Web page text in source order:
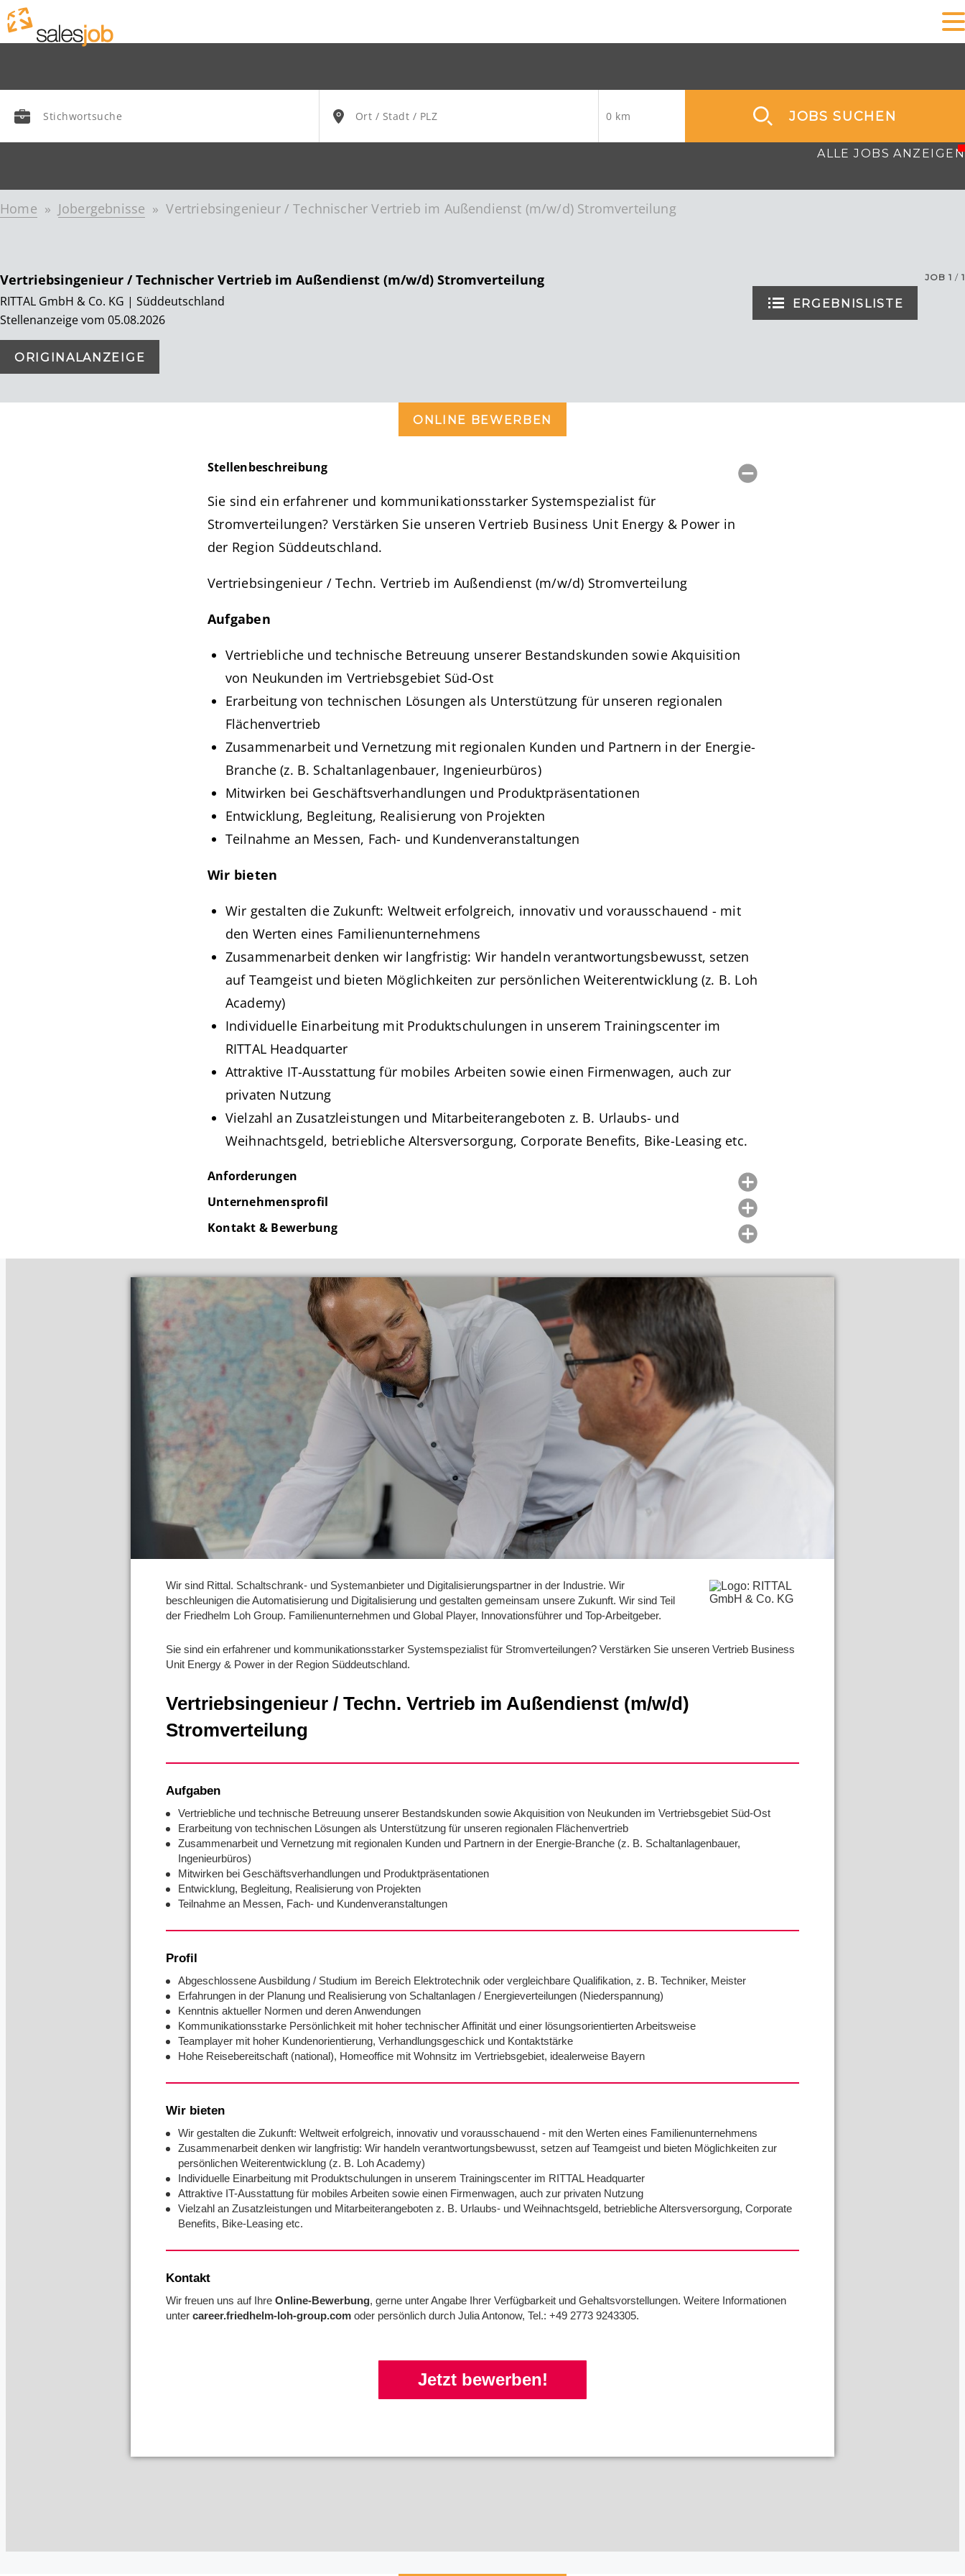
JOBS SUCHEN
ALLE JOBS ANZEIGEN
Home Jobergebnisse Vertriebsingenieur / Technischer Vertrieb im Außendienst (m/w/d) Stromverteilung
Vertriebsingenieur / Technischer Vertrieb im Außendienst (m/w/d) Stromverteilung
RITTAL GmbH & Co. KG | Süddeutschland
Stellenanzeige vom 05.08.2026
ORIGINALANZEIGE
JOB 1 /1
ERGEBNISLISTE
ONLINE BEWERBEN
Stellenbeschreibung
Sie sind ein erfahrener und kommunikationsstarker Systemspezialist für
Stromverteilungen? Verstärken Sie unseren Vertrieb Business Unit Energy & Power in
der Region Süddeutschland.
Vertriebsingenieur / Techn. Vertrieb im Außendienst (m/w/d) Stromverteilung
Aufgaben
Vertriebliche und technische Betreuung unserer Bestandskunden sowie Akquisition
von Neukunden im Vertriebsgebiet Süd-Ost
Erarbeitung von technischen Lösungen als Unterstützung für unseren regionalen
Flächenvertrieb
Zusammenarbeit und Vernetzung mit regionalen Kunden und Partnern in der Energie-
Branche (z. B. Schaltanlagenbauer, Ingenieurbüros)
Mitwirken bei Geschäftsverhandlungen und Produktpräsentationen
Entwicklung, Begleitung, Realisierung von Projekten
Teilnahme an Messen, Fach- und Kundenveranstaltungen
Wir bieten
Wir gestalten die Zukunft: Weltweit erfolgreich, innovativ und vorausschauend - mit
den Werten eines Familienunternehmens
Zusammenarbeit denken wir langfristig: Wir handeln verantwortungsbewusst, setzen
auf Teamgeist und bieten Möglichkeiten zur persönlichen Weiterentwicklung (z. B. Loh
Academy)
Individuelle Einarbeitung mit Produktschulungen in unserem Trainingscenter im
RITTAL Headquarter
Attraktive IT-Ausstattung für mobiles Arbeiten sowie einen Firmenwagen, auch zur
privaten Nutzung
Vielzahl an Zusatzleistungen und Mitarbeiterangeboten z. B. Urlaubs- und
Weihnachtsgeld, betriebliche Altersversorgung, Corporate Benefits, Bike-Leasing etc.
Anforderungen
Unternehmensprofil
Kontakt & Bewerbung